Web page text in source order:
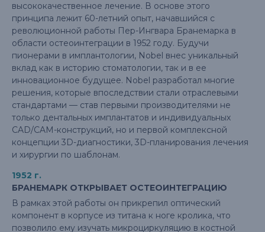
высококачественное лечение. В основе этого
принципа лежит 60-летний опыт, начавшийся с
революционной работы Пер-Ингвара Бранемарка в
области остеоинтеграции в 1952 году. Будучи
пионерами в имплантологии, Nobel внес уникальный
вклад как в историю стоматологии, так и в ее
инновационное будущее. Nobel разработал многие
решения, которые впоследствии стали отраслевыми
стандартами — став первыми производителями не
только дентальных имплантатов и индивидуальных
CAD/CAM-конструкций, но и первой комплексной
концепции 3D-диагностики, 3D-планирования лечения
и хирургии по шаблонам.
1952 г.
БРАНЕМАРК ОТКРЫВАЕТ ОСТЕОИНТЕГРАЦИЮ
В рамках этой работы он прикрепил оптический
компонент в корпусе из титана к ноге кролика, что
позволило ему изучать микроциркуляцию в костной